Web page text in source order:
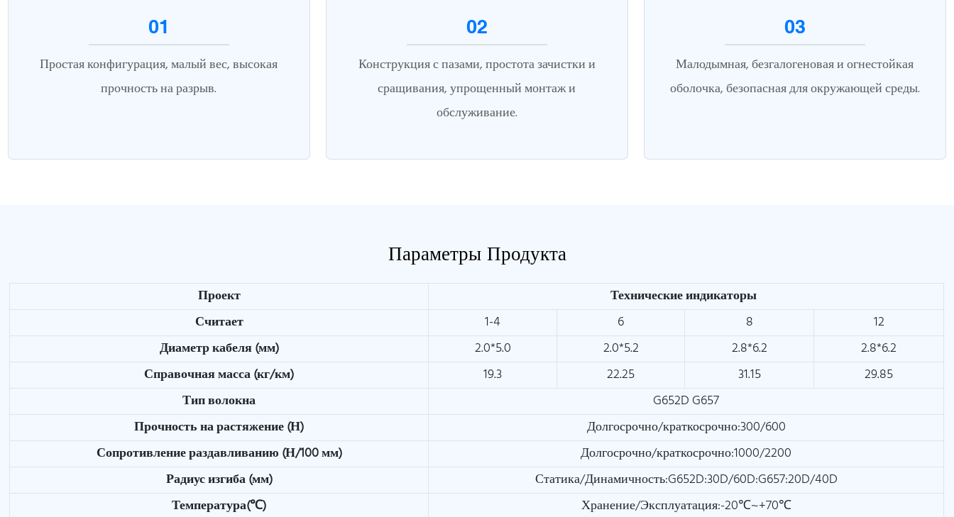
01
Простая конфигурация, малый вес, высокая
прочность на разрыв.
02
Конструкция с пазами, простота зачистки и
сращивания, упрощенный монтаж и
обслуживание.
03
Малодымная, безгалогеновая и огнестойкая
оболочка, безопасная для окружающей среды.
Параметры Продукта
Проект
Технические индикаторы
Считает
1-4 6 8
12
Диаметр кабеля (мм)
2.0*5.0 2.0*5.2 2.8*6.2
2.8*6.2
Справочная масса (кг/км)
19.3 22.25 31.15
29.85
Тип волокна
G652D G657
Прочность на растяжение (Н)
Долгосрочно/краткосрочно:300/600
Сопротивление раздавливанию (Н/100 мм)
Долгосрочно/краткосрочно:1000/2200
Радиус изгиба (мм)
Статика/Динамичность:G652D:30D/60D:G657:20D/40D
Температура(℃)
Хранение/Эксплуатация:-20℃~+70℃